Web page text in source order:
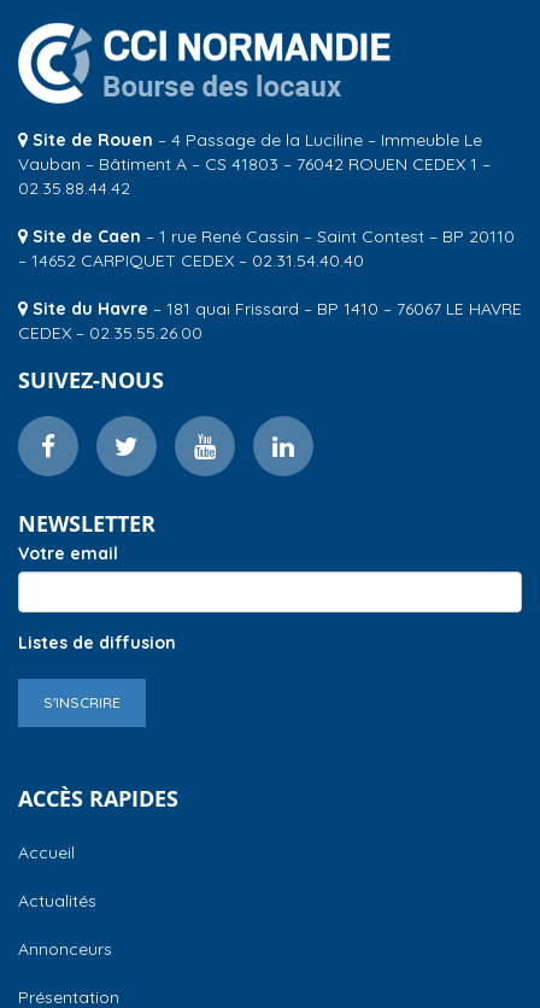
Site de Rouen – 4 Passage de la Luciline – Immeuble Le
Vauban – Bâtiment A – CS 41803 – 76042 ROUEN CEDEX 1 –
02.35.88.44.42
Site de Caen – 1 rue René Cassin – Saint Contest – BP 20110
– 14652 CARPIQUET CEDEX – 02.31.54.40.40
Site du Havre – 181 quai Frissard – BP 1410 – 76067 LE HAVRE
CEDEX – 02.35.55.26.00
SUIVEZ-NOUS
NEWSLETTER
Votre email
Listes de diffusion
S'INSCRIRE
ACCÈS RAPIDES
Accueil
Actualités
Annonceurs
Présentation